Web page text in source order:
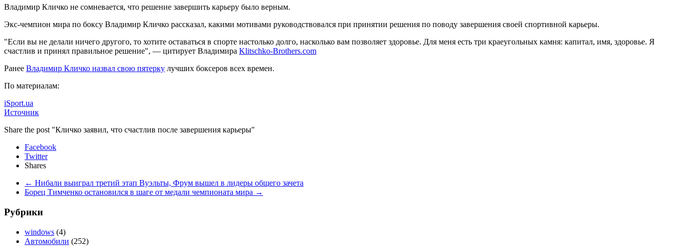
Владимир Кличко не сомневается, что решение завершить карьеру было верным.
Экс-чемпион мира по боксу Владимир Кличко рассказал, какими мотивами руководствовался при принятии решения по поводу завершения своей спортивной карьеры.
"Если вы не делали ничего другого, то хотите оставаться в спорте настолько долго, насколько вам позволяет здоровье. Для меня есть три краеугольных камня: капитал, имя, здоровье. Я
счастлив и принял правильное решение", — цитирует Владимира Klitschko-Brothers.com
Ранее Владимир Кличко назвал свою пятерку лучших боксеров всех времен.
По материалам:
iSport.ua
Источник
Share the post "Кличко заявил, что счастлив после завершения карьеры"
Facebook
Twitter
Shares
← Нибали выиграл третий этап Вуэльты, Фрум вышел в лидеры общего зачета
Борец Тимченко остановился в шаге от медали чемпионата мира →
Рубрики
windows (4)
Автомобили (252)